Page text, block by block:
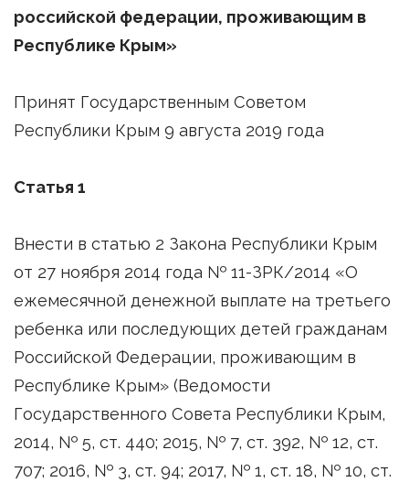
российской федерации, проживающим в
Республике Крым»
Принят Государственным Советом
Республики Крым 9 августа 2019 года
Статья 1
Внести в статью 2 Закона Республики Крым
от 27 ноября 2014 года № 11-ЗРК/2014 «О
ежемесячной денежной выплате на третьего
ребенка или последующих детей гражданам
Российской Федерации, проживающим в
Республике Крым» (Ведомости
Государственного Совета Республики Крым,
2014, № 5, ст. 440; 2015, № 7, ст. 392, № 12, ст.
707; 2016, № 3, ст. 94; 2017, № 1, ст. 18, № 10, ст.